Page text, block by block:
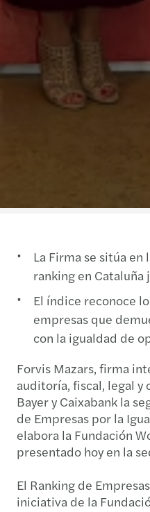
La Firma se sitúa
ranking en Cataluña
El índice reconoce
empresas que
con la igualdad de
Forvis Mazars, firma
auditoría, fiscal, legal
Bayer y Caixabank la
de Empresas por la
elabora la Fundación
presentado hoy en la
El Ranking de
iniciativa de la